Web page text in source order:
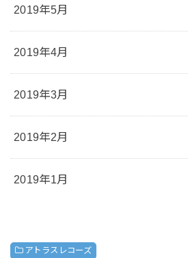
2019年5月
2019年4月
2019年3月
2019年2月
2019年1月
アトラスレコーズ